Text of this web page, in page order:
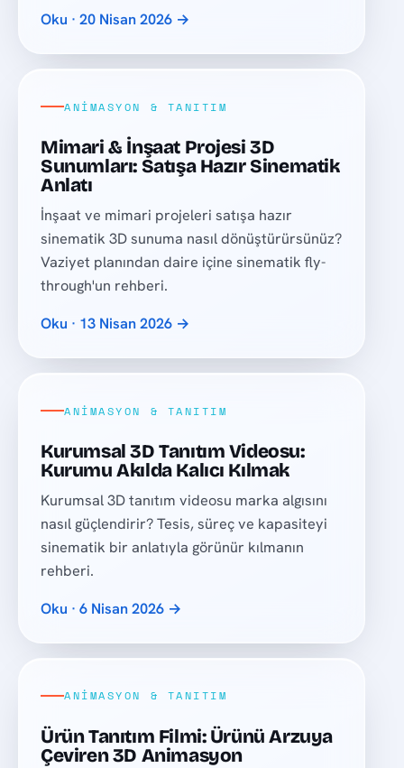
Oku · 20 Nisan 2026 →
ANIMASYON & TANITIM
Mimari & İnşaat Projesi 3D
Sunumları: Satışa Hazır Sinematik
Anlatı
İnşaat ve mimari projeleri satışa hazır
sinematik 3D sunuma nasıl dönüştürürsünüz?
Vaziyet planından daire içine sinematik fly-
through'un rehberi.
Oku · 13 Nisan 2026 →
ANIMASYON & TANITIM
Kurumsal 3D Tanıtım Videosu:
Kurumu Akılda Kalıcı Kılmak
Kurumsal 3D tanıtım videosu marka algısını
nasıl güçlendirir? Tesis, süreç ve kapasiteyi
sinematik bir anlatıyla görünür kılmanın
rehberi.
Oku · 6 Nisan 2026 →
ANIMASYON & TANITIM
Ürün Tanıtım Filmi: Ürünü Arzuya
Çeviren 3D Animasyon